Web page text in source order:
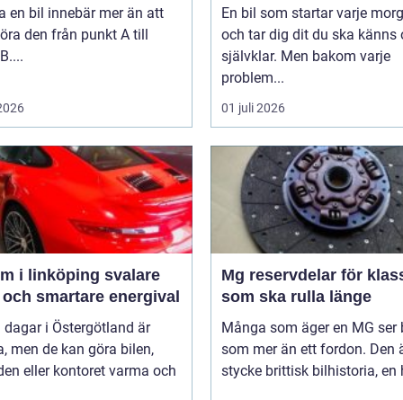
en bil innebär mer än att
den från punkt A till
En bil som startar varje
och tar dig dit du ska känns
självklar. Men bakom varje
problem...
01 juli 2026
linköping svalare
smartare energival
dagar i Östergötland är
men de kan göra bilen,
eller kontoret varma och
Mg reservdelar för
som ska rulla länge
Många som äger en MG ser
som mer än ett fordon. Den
stycke brittisk bilhistoria, en